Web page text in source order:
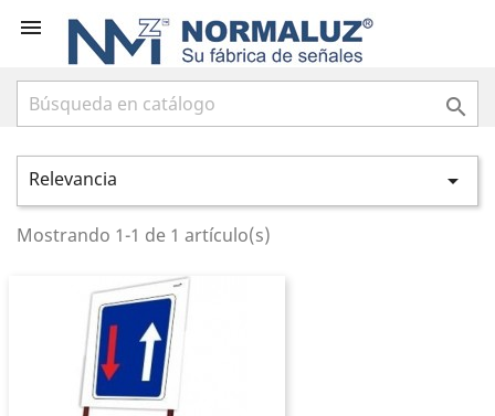


Relevancia 
Mostrando 1-1 de 1 artículo(s)